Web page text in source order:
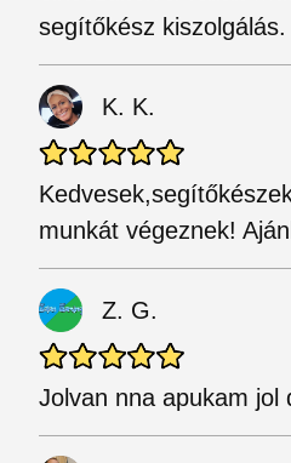
segítőkész kiszolgálás.
K. K.
munkát végeznek!
Z. G.
Jolvan nna apukam jol